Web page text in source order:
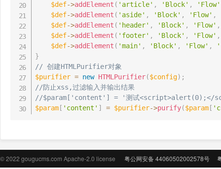
$def->addElement ( 'article' , 'Block' , 'Flow'
$def->addElement ( 'aside' , 'Block' , 'Flow' ,
$def->addElement ( 'header' , 'Block' , 'Flow' ,
$def->addElement ( 'footer' , 'Block' , 'Flow' ,
$def->addElement ( 'main' , 'Block' , 'Flow' ,
}
// 创建HTMLPurifier对象
$purifier = new HTMLPurifier($config) ;
//防止xss,过滤输入并输出结果
//$param['content'] = '测试<script>alert(0);</
$param [ 'content' ] = $purifier->purify($param [
© 2022 gougucms.com Apache-2.0 license 粤公网安备 44060502002578号